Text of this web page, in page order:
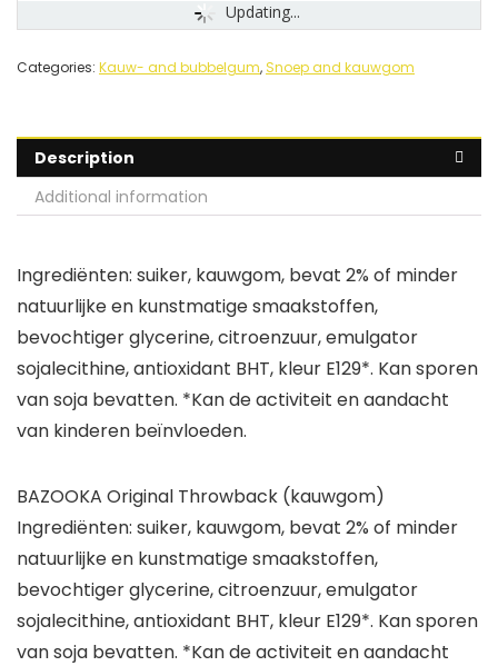
Updating...
Categories: Kauw- and bubbelgum, Snoep and kauwgom
Description
Additional information
Ingrediënten: suiker, kauwgom, bevat 2% of minder
natuurlijke en kunstmatige smaakstoffen,
bevochtiger glycerine, citroenzuur, emulgator
sojalecithine, antioxidant BHT, kleur E129*. Kan sporen
van soja bevatten. *Kan de activiteit en aandacht
van kinderen beïnvloeden.
BAZOOKA Original Throwback (kauwgom)
Ingrediënten: suiker, kauwgom, bevat 2% of minder
natuurlijke en kunstmatige smaakstoffen,
bevochtiger glycerine, citroenzuur, emulgator
sojalecithine, antioxidant BHT, kleur E129*. Kan sporen
van soja bevatten. *Kan de activiteit en aandacht